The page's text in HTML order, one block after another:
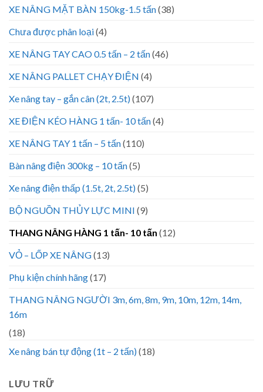
XE NÂNG MẶT BÀN 150kg-1.5 tấn(38)
Chưa được phân loại(4)
XE NÂNG TAY CAO 0.5 tấn – 2 tấn(46)
XE NÂNG PALLET CHẠY ĐIỆN (4)
Xe nâng tay – gắn cân (2t, 2.5t)(107)
XE ĐIỆN KÉO HÀNG 1 tấn- 10 tấn(4)
XE NÂNG TAY 1 tấn – 5 tấn(110)
Bàn nâng điện 300kg – 10 tấn(5)
Xe nâng điện thấp (1.5t, 2t, 2.5t)(5)
BỘ NGUỒN THỦY LỰC MINI (9)
THANG NÂNG HÀNG 1 tấn- 10 tấn (12)
VỎ – LỐP XE NÂNG(13)
Phụ kiện chính hãng(17)
THANG NÂNG NGƯỜI 3m, 6m, 8m, 9m, 10m, 12m, 14m,
16m
(18)
Xe nâng bán tự động (1t – 2 tấn)(18)
LƯU TRỮ